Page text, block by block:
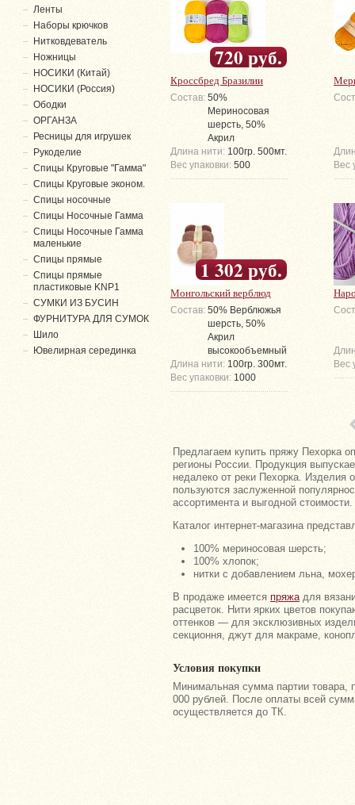
Кроссбред Бразилии
720 руб.
Состав: 50%
Мериносовая
шерсть, 50%
Акрил
Длина нити: 100гр. 500мт.
Вес упаковки: 500
Вес
Монгольский верблюд
1 302 руб.
Состав: 50% Верблюжья
шерсть, 50%
Акрил
высокообъемный
Длина нити: 100гр. 300мт.
Вес упаковки: 1000
Вес
Предлагаем купить пряжу Пехорка
регионы России. Продукция
недалеко от реки Пехорка. Изделия
пользуются заслуженной
ассортимента и выгодной стоимости.
Каталог интернет-магазина
100% мериносовая шерсть;
100% хлопок;
нитки с добавлением льна,
В продаже имеется пряжадля
расцветок. Нити ярких цветов
оттенков — для эксклюзивных
секционня, джут для макраме,
Условия покупки
Минимальная сумма партии товара,
000 рублей. После оплаты всей
осуществляется до ТК.
Ленты
Наборы крючков
Нитковдеватель
Ножницы
НОСИКИ (Китай)
НОСИКИ (Россия)
Ободки
ОРГАНЗА
Ресницы для игрушек
Рукоделие
Спицы Круговые "Гамма"
Спицы Круговые эконом.
Спицы носочные
Спицы Носочные Гамма
Спицы Носочные Гамма
маленькие
Спицы прямые
Спицы прямые
пластиковые KNP1
СУМКИ ИЗ БУСИН
ФУРНИТУРА ДЛЯ СУМОК
Шило
Ювелирная серединка